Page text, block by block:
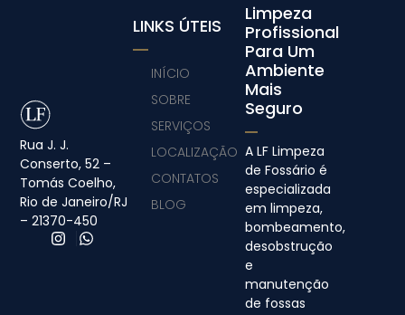
Rua J. J.
Conserto, 52 –
Tomás Coelho,
Rio de Janeiro/RJ
– 21370-450
Limpeza
Profissional
Para Um
Ambiente
Mais
Seguro
A LF Limpeza
de Fossário é
especializada
em limpeza,
bombeamento,
desobstrução
e
manutenção
de fossas
LINKS ÚTEIS
INÍCIO
SOBRE
SERVIÇOS
LOCALIZAÇÃO
CONTATOS
BLOG